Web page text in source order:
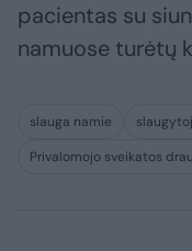
pacientas su
namuose turėtų
slauga namie
Privalomojo sveikatos